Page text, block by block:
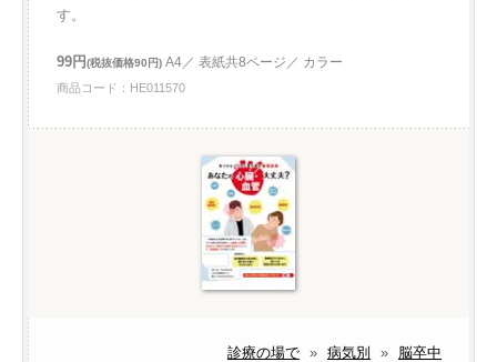
す。
99円(税抜価格90円) A4／ 表紙共8ページ／ カラー
商品コード：HE011570
診療の場で » 病気別 » 脳卒中